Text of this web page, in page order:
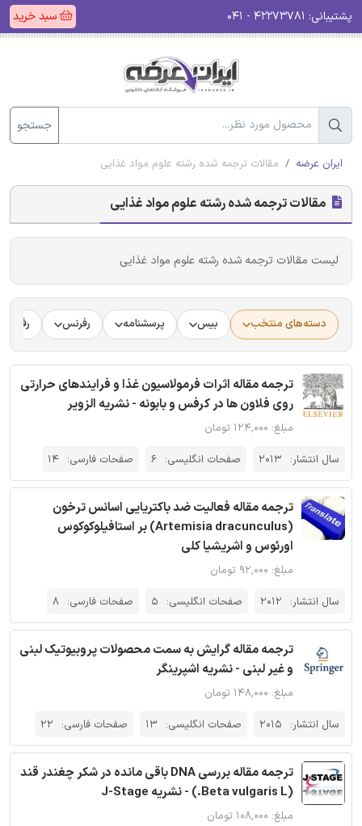
پشتیبانی: سبد خرید
جستجو
ایران عرضه مقالات ترجمه شده رشته علوم مواد غذایی
مقالات ترجمه شده رشته علوم مواد غذایی
لیست مقالات ترجمه شده رشته علوم مواد غذایی
دسته‌های منتخب بیس پرسشنامه رفرنس
ترجمه مقاله اثرات فرمولاسیون غذا و فرایندهای حرارتی
روی فلاون ها در کرفس و بابونه - نشریه الزویر
مبلغ: ۱۲۴,۰۰۰ تومان
سال انتشار: 2013 صفحات انگلیسی: 6 صفحات فارسی: 14
ترجمه مقاله فعالیت ضد باکتریایی اسانس ترخون
(Artemisia dracunculus) بر استافیلوکوکوس
اورئوس و اشریشیا کلی
مبلغ: ۹۲,۰۰۰ تومان
سال انتشار: 2012 صفحات انگلیسی: 5 صفحات فارسی: 8
ترجمه مقاله گرایش به سمت محصولات پروبیوتیک لبنی
و غیر لبنی - نشریه اشپرینگر
مبلغ: ۱۴۸,۰۰۰ تومان
سال انتشار: 2015 صفحات انگلیسی: 13 صفحات فارسی: 22
ترجمه مقاله بررسی DNA باقی مانده در شکر چغندر قند
(Beta vulgaris L.) - نشریه J-Stage
مبلغ: ۱۰۸,۰۰۰ تومان